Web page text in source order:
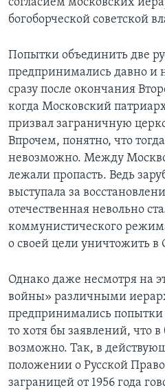
богоборческой советской
Попытки объединить две
предпринимались давно и
сразу после окончания
когда Московский
призвал заграничную
Впрочем, понятно, что
невозможно. Между
лежали пропасть. Ведь
выступала за
отечественная невольно
коммунистического
о своей цели уничтожить
Однако даже несмотря на
войны» различными
предпринимались попытки
то хотя бы заявлений, что
возможно. Так, в
положении о Русской
заграницей от 1956 года